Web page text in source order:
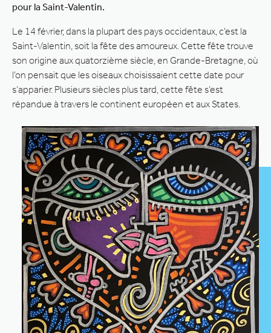
pour la Saint-Valentin.
Le 14 février, dans la plupart des pays occidentaux, c’est la
Saint-Valentin, soit la fête des amoureux. Cette fête trouve
son origine aux quatorzième siècle, en Grande-Bretagne, où
l’on pensait que les oiseaux choisissaient cette date pour
s’apparier. Plusieurs siècles plus tard, cette fête s’est
répandue à travers le continent européen et aux States.